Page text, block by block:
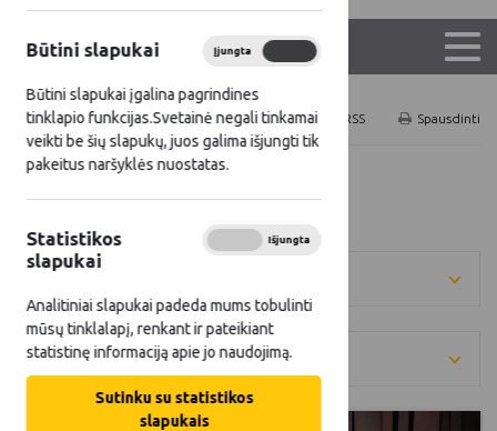
Būtini slapukai Įjungta
Būtini slapukai įgalina pagrindines
tinklapio funkcijas.Svetainė negali tinkamai
veikti be šių slapukų, juos galima išjungti tik
pakeitus naršyklės nuostatas.
Statistikos
slapukai
Išjungta
Analitiniai slapukai padeda mums tobulinti
mūsų tinklalapį, renkant ir pateikiant
statistinę informaciją apie jo naudojimą.
Sutinku su statistikos
slapukais
Titulinis Naujienos Spausdinti
RSS
Visos naujienos
Kategorija